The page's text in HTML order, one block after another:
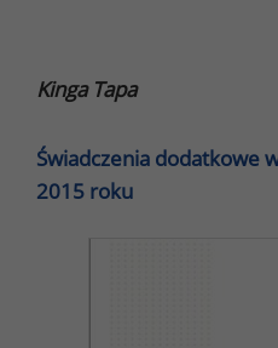
Kinga Tapa
Świadczenia dodatkowe
2015 roku